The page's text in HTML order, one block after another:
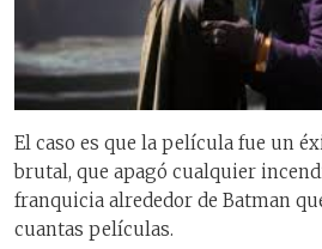
El caso es que la película fue un
brutal, que apagó cualquier
franquicia alrededor de Batman
cuantas películas.